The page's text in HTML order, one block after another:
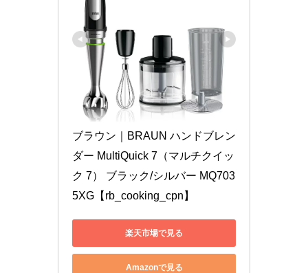
ブラウン｜BRAUN ハンドブレン
ダー MultiQuick 7（マルチクイッ
ク 7） ブラック/シルバー MQ703
5XG【rb_cooking_cpn】
楽天市場で見る
Amazonで見る